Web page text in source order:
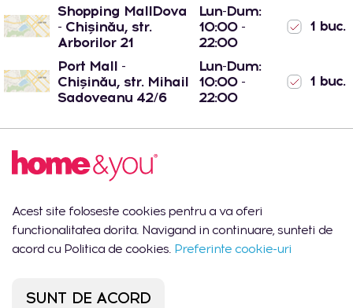
Shopping MallDova
- Chișinău, str.
Arborilor 21
Lun-Dum:
10:00 -
22:00
1 buc.
Port Mall -
Chișinău, str. Mihail
Sadoveanu 42/6
Lun-Dum:
10:00 -
22:00
1 buc.
Descrierea produsului
Miska lanso în culoare gri deschis este un element drăguț
și practic al echipamentului de bucătărie. Fabricată din
ceramică, se caracterizează printr-o durabilitate ridicată
pentru utilizarea zilnică. Culoarea dă bolului un aspect
Acest site foloseste cookies pentru a va oferi
functionalitatea dorita. Navigand in continuare, sunteti de
acord cu Politica de cookies. Preferinte cookie-uri
SUNT DE ACORD